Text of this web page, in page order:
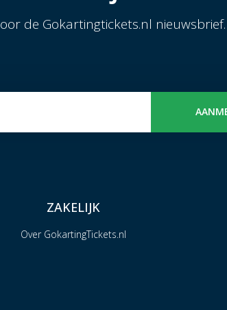
de Gokartingtickets.nl nieuwsbrief.
ZAKELIJK
Over GokartingTickets.nl